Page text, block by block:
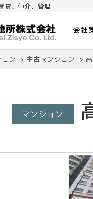
貸、仲介、管理
所株式
貸、仲介、管理
会社
ョン 中古マンション
マンション